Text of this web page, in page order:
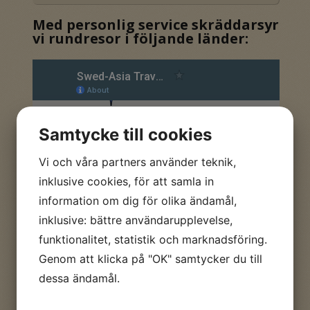
Med personlig service skräddarsyr
vi rundresor i följande länder:
Samtycke till cookies
Vi och våra partners använder teknik,
inklusive cookies, för att samla in
information om dig för olika ändamål,
inklusive: bättre användarupplevelse,
funktionalitet, statistik och marknadsföring.
Genom att klicka på "OK" samtycker du till
dessa ändamål.